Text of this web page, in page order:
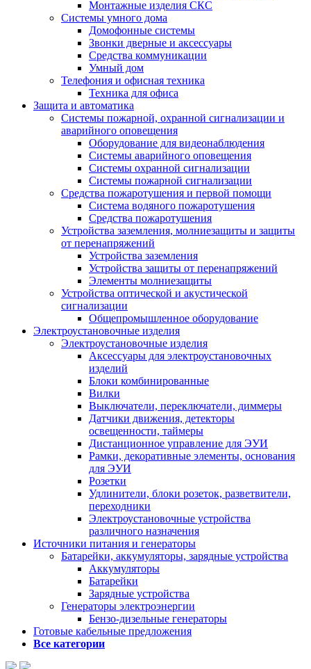
Монтажные изделия СКС
Системы умного дома
Домофонные системы
Звонки дверные и аксессуары
Средства коммуникации
Умный дом
Телефония и офисная техника
Техника для офиса
Защита и автоматика
Системы пожарной, охранной сигнализации и
аварийного оповещения
Оборудование для видеонаблюдения
Системы аварийного оповещения
Системы охранной сигнализации
Системы пожарной сигнализации
Средства пожаротушения и первой помощи
Система водяного пожаротушения
Средства пожаротушения
Устройства заземления, молниезащиты и защиты
от перенапряжений
Устройства заземления
Устройства защиты от перенапряжений
Элементы молниезащиты
Устройства оптической и акустической
сигнализации
Общепромышленное оборудование
Электроустановочные изделия
Электроустановочные изделия
Аксессуары для электроустановочных
изделий
Блоки комбинированные
Вилки
Выключатели, переключатели, диммеры
Датчики движения, детекторы
освещенности, таймеры
Дистанционное управление для ЭУИ
Рамки, декоративные элементы, основания
для ЭУИ
Розетки
Удлинители, блоки розеток, разветвители,
переходники
Электроустановочные устройства
различного назначения
Источники питания и генераторы
Батарейки, аккумуляторы, зарядные устройства
Аккумуляторы
Батарейки
Зарядные устройства
Генераторы электроэнергии
Бензо-дизельные генераторы
Готовые кабельные предложения
Все категории